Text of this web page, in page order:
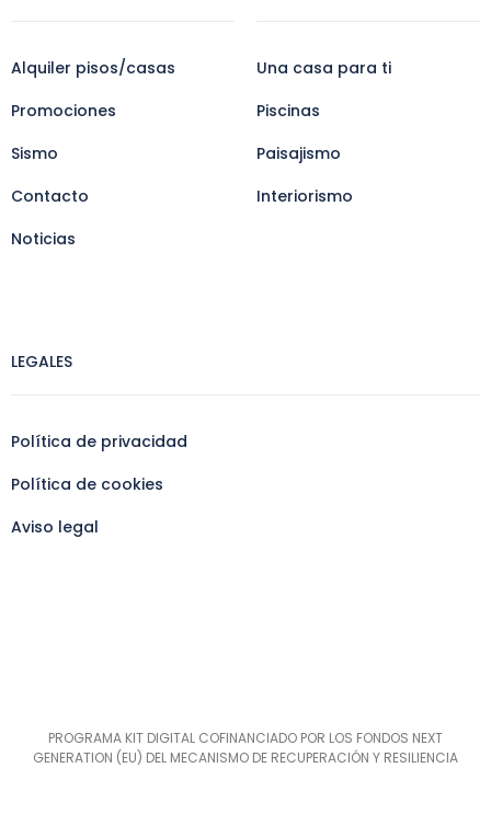
Alquiler pisos/casas
Promociones
Sismo
Contacto
Noticias
Una casa para ti
Piscinas
Paisajismo
Interiorismo
LEGALES
Política de privacidad
Política de cookies
Aviso legal
PROGRAMA KIT DIGITAL COFINANCIADO POR LOS FONDOS NEXT
GENERATION (EU) DEL MECANISMO DE RECUPERACIÓN Y RESILIENCIA